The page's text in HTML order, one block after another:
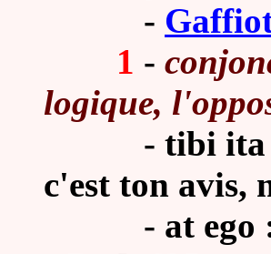
-
1 -
logique,
- tibi ita
c'est ton avis,
- at ego